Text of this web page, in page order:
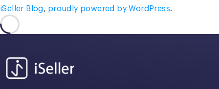
iSeller Blog, proudly powered by WordPress.